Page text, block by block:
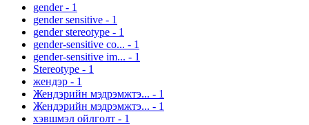
gender - 1
gender sensitive - 1
gender stereotype - 1
gender-sensitive co... - 1
gender-sensitive im... - 1
Stereotype - 1
жендэр - 1
Жендэрийн мэдрэмжтэ... - 1
Жендэрийн мэдрэмжтэ... - 1
хэвшмэл ойлголт - 1